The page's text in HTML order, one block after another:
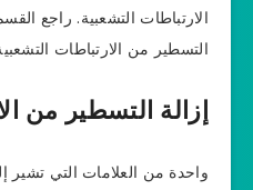
الارتباطات التشعبية. راجع
التسطير من الارتباطات
إزالة التسطير من
واحدة من العلامات التي